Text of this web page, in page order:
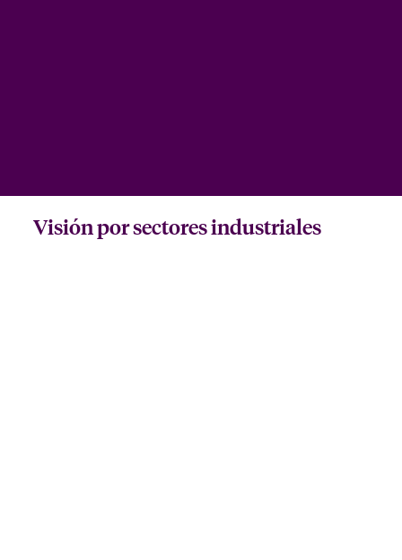
Visión por sectores industriales